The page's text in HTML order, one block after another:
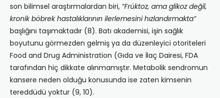
son bilimsel araştırmalardan biri, “Früktoz, ama glikoz değil,
kronik böbrek hastalıklarının ilerlemesini hızlandırmakta”
başlığını taşımaktadır (8). Batı akademisi, işin sağlık
boyutunu görmezden gelmiş ya da düzenleyici otoriteleri
Food and Drug Administration (Gıda ve İlaç Dairesi, FDA
tarafından hiç dikkate alınmamıştır. Metabolik sendromun
kansere neden olduğu konusunda ise zaten kimsenin
tereddüdü yoktur (9, 10).